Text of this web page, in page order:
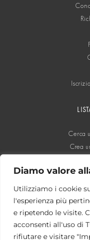
Diamo valore
Utilizziamo i cookie
l'esperienza più
e ripetendo le visite.
acconsenti all'uso di
rifiutare e visitare
Cerca
Crea